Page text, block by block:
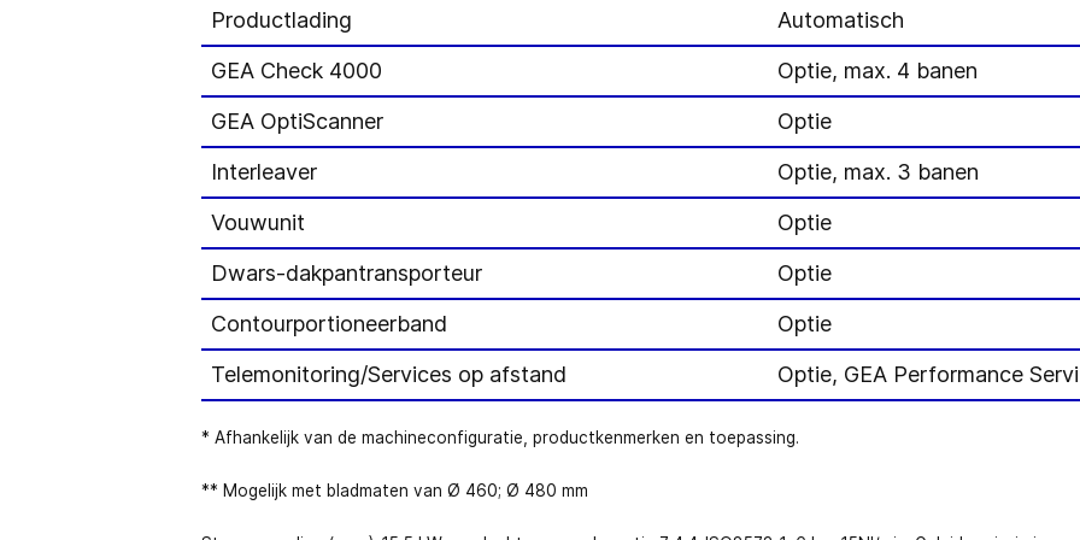
Productlading
Automatisch
GEA Check 4000
Optie, max. 4 banen
GEA OptiScanner
Optie
Interleaver
Optie, max. 3 banen
Vouwunit
Optie
Dwars-dakpantransporteur
Optie
Contourportioneerband
Optie
Telemonitoring/Services op afstand
Optie, GEA Performance
* Afhankelijk van de machineconfiguratie, productkenmerken en toepassing.
** Mogelijk met bladmaten van Ø 460; Ø 480 mm